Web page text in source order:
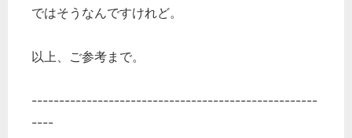
ではそうなんですけれど。
以上、ご参考まで。
----------------------------------------------------
----